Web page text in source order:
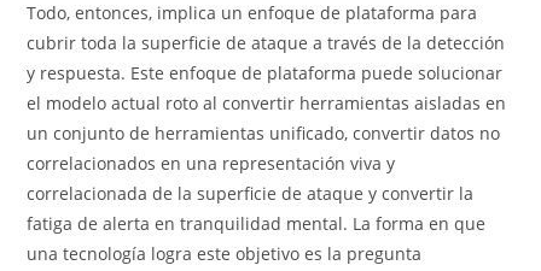
Todo, entonces, implica un enfoque de plataforma para
cubrir toda la superficie de ataque a través de la detección
y respuesta. Este enfoque de plataforma puede solucionar
el modelo actual roto al convertir herramientas aisladas en
un conjunto de herramientas unificado, convertir datos no
correlacionados en una representación viva y
correlacionada de la superficie de ataque y convertir la
fatiga de alerta en tranquilidad mental. La forma en que
una tecnología logra este objetivo es la pregunta